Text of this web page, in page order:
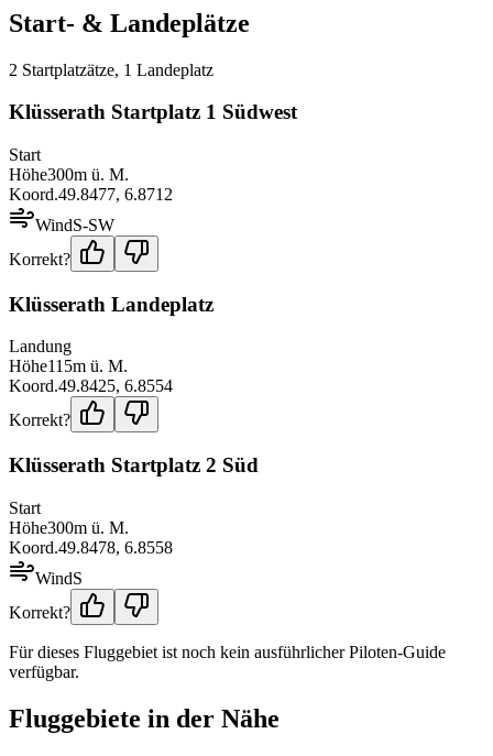
Start- & Landeplätze
2 Startplatzätze, 1 Landeplatz
Klüsserath Startplatz 1 Südwest
Start
Höhe300m ü. M.
Koord.49.8477, 6.8712
WindS-SW
Korrekt?
Klüsserath Landeplatz
Landung
Höhe115m ü. M.
Koord.49.8425, 6.8554
Korrekt?
Klüsserath Startplatz 2 Süd
Start
Höhe300m ü. M.
Koord.49.8478, 6.8558
WindS
Korrekt?
Für dieses Fluggebiet ist noch kein ausführlicher Piloten-Guide
verfügbar.
Fluggebiete in der Nähe